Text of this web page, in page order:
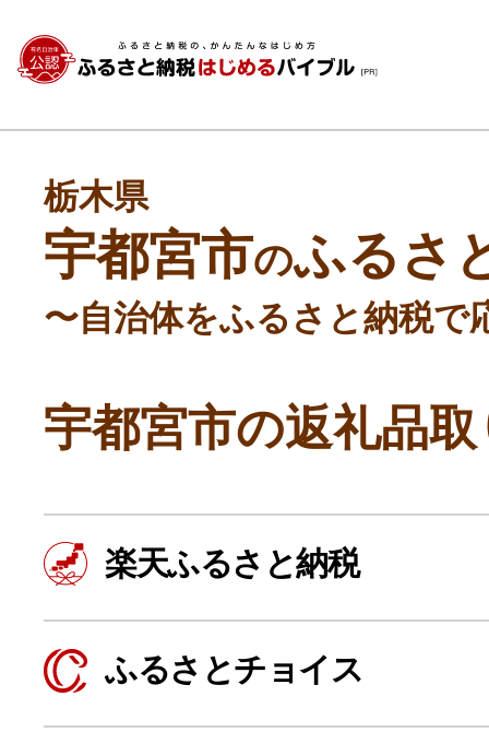
栃木県
宇都宮市のふるさ
〜自治体をふるさと納税で
宇都宮市の返礼品
楽天ふるさと納税
ふるさとチョイス